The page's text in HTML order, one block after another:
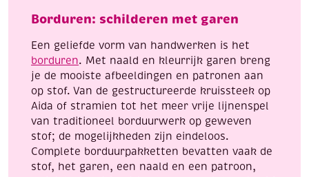
Borduren: schilderen met garen
Een geliefde vorm van handwerken is het
borduren. Met naald en kleurrijk garen breng
je de mooiste afbeeldingen en patronen aan
op stof. Van de gestructureerde kruissteek op
Aida of stramien tot het meer vrije lijnenspel
van traditioneel borduurwerk op geweven
stof; de mogelijkheden zijn eindeloos.
Complete borduurpakketten bevatten vaak de
stof, het garen, een naald en een patroon,